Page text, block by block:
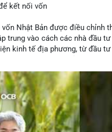
kết nối vốn
Nhật Bản được điều chỉnh
trung vào cách các nhà đầu tư
kinh tế địa phương, từ đầu
crypto địa phương khi
tố như chính sách tài chính Việt
trực tiếp đến lưu lượng vốn
tin thị trường chính xác